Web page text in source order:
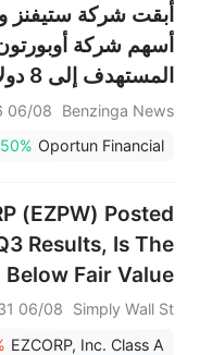
أبقت شركة ستيفنز
أسهم شركة
المستهدف إلى 8 دولارات.
Benzinga News
06/08 14:46
Oportun Financial
(EZPW) Posted
Results, Is The
Fair Value?
Simply Wall St
06/08 15:31
EZCORP, Inc. Class A